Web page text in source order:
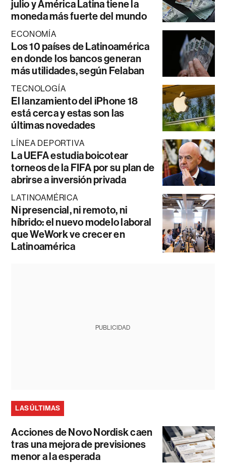
julio y América Latina tiene la
moneda más fuerte del mundo
ECONOMÍA
Los 10 países de Latinoamérica
en donde los bancos generan
más utilidades, según Felaban
TECNOLOGÍA
El lanzamiento del iPhone 18
está cerca y estas son las
últimas novedades
LÍNEA DEPORTIVA
La UEFA estudia boicotear
torneos de la FIFA por su plan de
abrirse a inversión privada
LATINOAMÉRICA
Ni presencial, ni remoto, ni
híbrido: el nuevo modelo laboral
que WeWork ve crecer en
Latinoamérica
PUBLICIDAD
LAS ÚLTIMAS
Acciones de Novo Nordisk caen
tras una mejora de previsiones
menor a la esperada